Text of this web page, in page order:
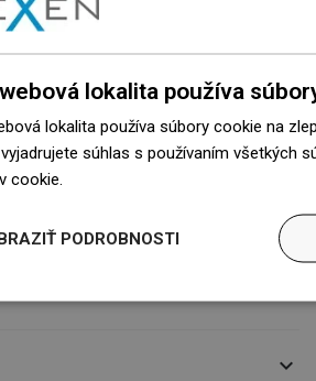




lokalita používa
lokalita používa súbory cookie na
súhlas s používaním všetkých
cookie.
PODROBNOSTI